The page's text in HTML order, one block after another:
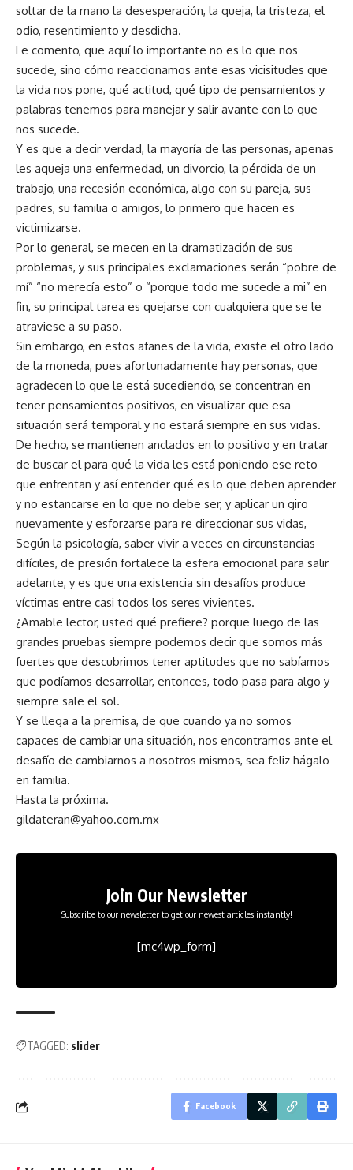
soltar de la mano la desesperación, la queja, la tristeza, el
odio, resentimiento y desdicha.
Le comento, que aquí lo importante no es lo que nos
sucede, sino cómo reaccionamos ante esas vicisitudes que
la vida nos pone, qué actitud, qué tipo de pensamientos y
palabras tenemos para manejar y salir avante con lo que
nos sucede.
Y es que a decir verdad, la mayoría de las personas, apenas
les aqueja una enfermedad, un divorcio, la pérdida de un
trabajo, una recesión económica, algo con su pareja, sus
padres, su familia o amigos, lo primero que hacen es
victimizarse.
Por lo general, se mecen en la dramatización de sus
problemas, y sus principales exclamaciones serán “pobre de
mí” “no merecía esto” o “porque todo me sucede a mi” en
fin, su principal tarea es quejarse con cualquiera que se le
atraviese a su paso.
Sin embargo, en estos afanes de la vida, existe el otro lado
de la moneda, pues afortunadamente hay personas, que
agradecen lo que le está sucediendo, se concentran en
tener pensamientos positivos, en visualizar que esa
situación será temporal y no estará siempre en sus vidas.
De hecho, se mantienen anclados en lo positivo y en tratar
de buscar el para qué la vida les está poniendo ese reto
que enfrentan y así entender qué es lo que deben aprender
y no estancarse en lo que no debe ser, y aplicar un giro
nuevamente y esforzarse para re direccionar sus vidas,
Según la psicología, saber vivir a veces en circunstancias
difíciles, de presión fortalece la esfera emocional para salir
adelante, y es que una existencia sin desafíos produce
víctimas entre casi todos los seres vivientes.
¿Amable lector, usted qué prefiere? porque luego de las
grandes pruebas siempre podemos decir que somos más
fuertes que descubrimos tener aptitudes que no sabíamos
que podíamos desarrollar, entonces, todo pasa para algo y
siempre sale el sol.
Y se llega a la premisa, de que cuando ya no somos
capaces de cambiar una situación, nos encontramos ante el
desafío de cambiarnos a nosotros mismos, sea feliz hágalo
en familia.
Hasta la próxima.
gildateran@yahoo.com.mx
Join Our Newsletter
Subscribe to our newsletter to get our newest articles instantly!
[mc4wp_form]
TAGGED: slider
Facebook